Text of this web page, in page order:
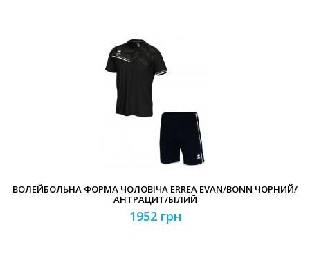
ВОЛЕЙБОЛЬНА ФОРМА ЧОЛОВІЧА ERREA EVAN/BONN ЧОРНИЙ/
АНТРАЦИТ/БІЛИЙ
1952 грн